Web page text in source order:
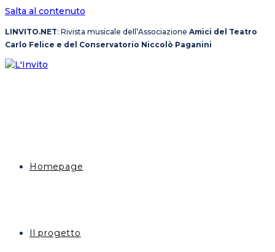
Salta al contenuto
LINVITO.NET: Rivista musicale dell’Associazione Amici del Teatro
Carlo Felice e del Conservatorio Niccolò Paganini
Homepage
Il progetto